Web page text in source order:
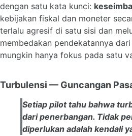
dengan satu kata kunci:
kebijakan fiskal dan moneter
terlalu agresif di satu sisi dan
membedakan pendekatannya
mungkin hanya fokus pada satu
Turbulensi — Guncangan
Setiap pilot tahu bahwa
dari penerbangan. Tidak
diperlukan adalah kendali